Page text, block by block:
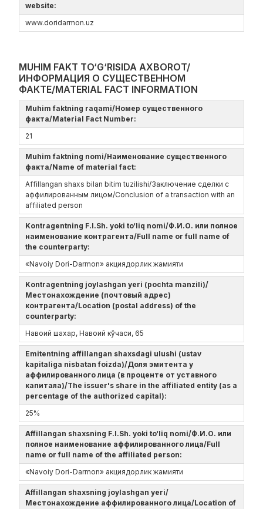
website:
www.doridarmon.uz
MUHIM FAKT TO‘G‘RISIDA AXBOROT/
ИНФОРМАЦИЯ О СУЩЕСТВЕННОМ
ФАКТЕ/MATERIAL FACT INFORMATION
Muhim faktning raqami/Номер существенного
факта/Material Fact Number:
21
Muhim faktning nomi/Наименование существенного
факта/Name of material fact:
Affillangan shaxs bilan bitim tuzilishi/Заключение сделки с
аффилированным лицом/Conclusion of a transaction with an
affiliated person
Kontragentning F.I.Sh. yoki to‘liq nomi/Ф.И.О. или полное
наименование контрагента/Full name or full name of
the counterparty:
«Navoiy Dori-Darmon» акциядорлик жамияти
Kontragentning joylashgan yeri (pochta manzili)/
Местонахождение (почтовый адрес)
контрагента/Location (postal address) of the
counterparty:
Навоий шахар, Навоий кўчаси, 65
Emitentning affillangan shaxsdagi ulushi (ustav
kapitaliga nisbatan foizda)/Доля эмитента у
аффилированного лица (в проценте от уставного
капитала)/The issuer's share in the affiliated entity (as a
percentage of the authorized capital):
25%
Affillangan shaxsning F.I.Sh. yoki to‘liq nomi/Ф.И.О. или
полное наименование аффилированного лица/Full
name or full name of the affiliated person:
«Navoiy Dori-Darmon» акциядорлик жамияти
Affillangan shaxsning joylashgan yeri/
Местонахождение аффилированного лица/Location of